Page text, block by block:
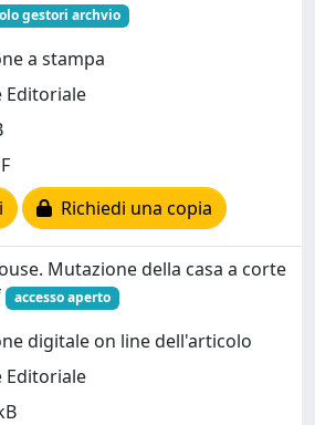
gestori archvio
a stampa
Editoriale
Richiedi una copia
Mutazione della casa a corte
accesso aperto
digitale on line dell'articolo
Editoriale